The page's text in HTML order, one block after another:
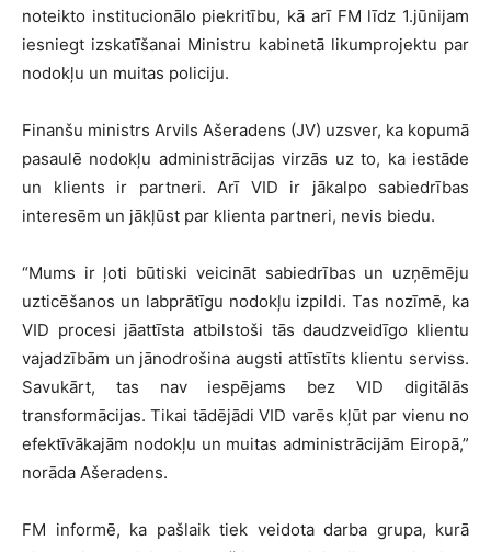
noteikto institucionālo piekritību, kā arī FM līdz 1.jūnijam
iesniegt izskatīšanai Ministru kabinetā likumprojektu par
nodokļu un muitas policiju.
Finanšu ministrs Arvils Ašeradens (JV) uzsver, ka kopumā
pasaulē nodokļu administrācijas virzās uz to, ka iestāde
un klients ir partneri. Arī VID ir jākalpo sabiedrības
interesēm un jākļūst par klienta partneri, nevis biedu.
“Mums ir ļoti būtiski veicināt sabiedrības un uzņēmēju
uzticēšanos un labprātīgu nodokļu izpildi. Tas nozīmē, ka
VID procesi jāattīsta atbilstoši tās daudzveidīgo klientu
vajadzībām un jānodrošina augsti attīstīts klientu serviss.
Savukārt, tas nav iespējams bez VID digitālās
transformācijas. Tikai tādējādi VID varēs kļūt par vienu no
efektīvākajām nodokļu un muitas administrācijām Eiropā,”
norāda Ašeradens.
FM informē, ka pašlaik tiek veidota darba grupa, kurā